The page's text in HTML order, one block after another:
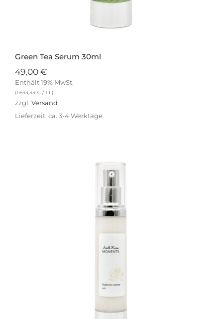
Green Tea Serum 30ml
49,00 €
Enthält 19% MwSt.
(1.633,33 € / 1 L)
zzgl. Versand
Lieferzeit: ca. 3-4 Werktage